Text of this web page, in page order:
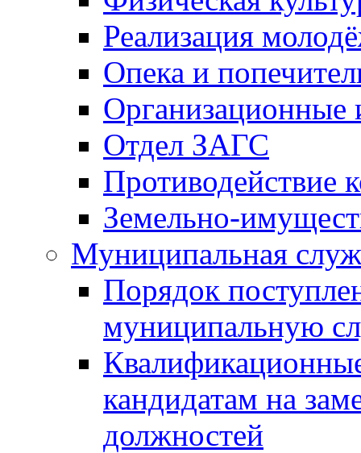
Реализация
Опека и
Отдел ЗАГС
Противодействие
Земельно-
Муниципальная
Порядок
муниципальную
кандидатам на
должностей